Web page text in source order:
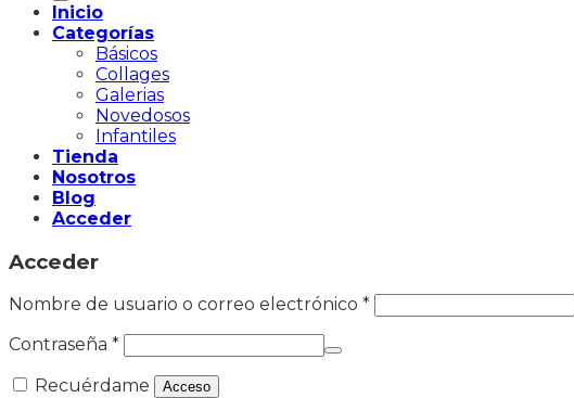
Inicio
Categorías
Básicos
Collages
Galerias
Novedosos
Infantiles
Tienda
Nosotros
Blog
Acceder
Acceder
Nombre de usuario o correo electrónico *
Contraseña *
Recuérdame
Acceso